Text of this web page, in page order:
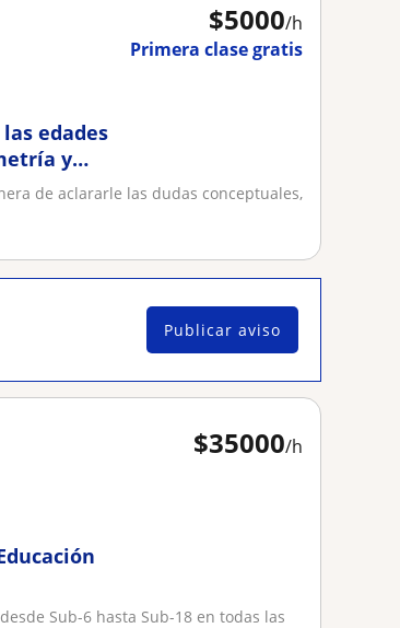
$5000/h
Primera clase gratis
edades
y
de aclararle las dudas conceptuales,
Publicar aviso
$35000/h
Sub-6 hasta Sub-18 en todas las